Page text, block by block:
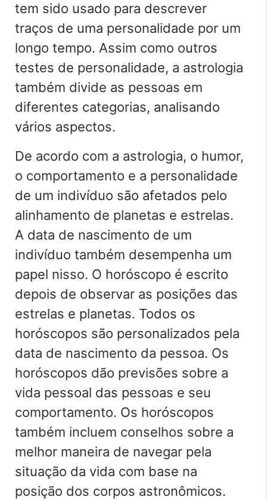
tem sido usado para descrever
traços de uma personalidade por um
longo tempo. Assim como outros
testes de personalidade, a astrologia
também divide as pessoas em
diferentes categorias, analisando
vários aspectos.
De acordo com a astrologia, o humor,
o comportamento e a personalidade
de um indivíduo são afetados pelo
alinhamento de planetas e estrelas.
A data de nascimento de um
indivíduo também desempenha um
papel nisso. O horóscopo é escrito
depois de observar as posições das
estrelas e planetas. Todos os
horóscopos são personalizados pela
data de nascimento da pessoa. Os
horóscopos dão previsões sobre a
vida pessoal das pessoas e seu
comportamento. Os horóscopos
também incluem conselhos sobre a
melhor maneira de navegar pela
situação da vida com base na
posição dos corpos astronômicos.